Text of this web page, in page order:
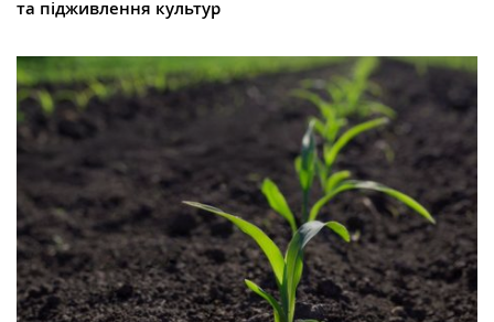
та підживлення культур